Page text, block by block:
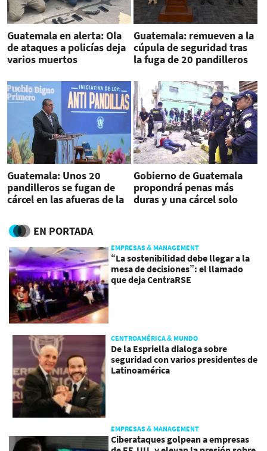
Guatemala en alerta: Ola
de ataques a policías deja
varios muertos
Guatemala: remueven a la
cúpula de seguridad tras
la fuga de 20 pandilleros
Guatemala: Unos 20
pandilleros se fugan de
cárcel en las afueras de la
Gobierno de Guatemala
propondrá penas más
duras y una cárcel solo
EN PORTADA
EMPRESAS & MANAGEMENT
“La sostenibilidad debe llegar a la
mesa de decisiones”: el llamado
que deja CentraRSE
CENTROAMÉRICA & MUNDO
De la Espriella dialoga sobre
seguridad con varios presidentes de
Latinoamérica
EMPRESAS & MANAGEMENT
Ciberataques golpean a empresas